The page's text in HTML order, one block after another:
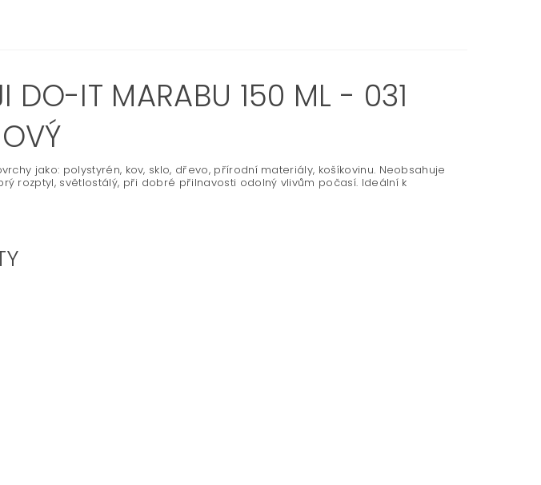
DO-IT MARABU 150 ML - 031
jako: polystyrén, kov, sklo, dřevo, přírodní materiály, košíkovinu. Neobsahuje
rozptyl, světlostálý, při dobré přilnavosti odolný vlivům počasí. Ideální k